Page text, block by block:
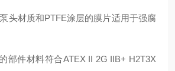
头材质和PTFE涂层的膜片适用于强腐
部件材料符合ATEX II 2G IIB+ H2T3X